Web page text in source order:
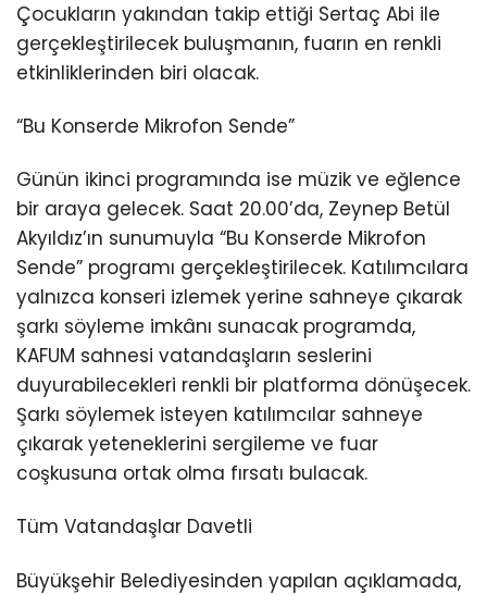
Çocukların yakından takip ettiği Sertaç Abi ile
gerçekleştirilecek buluşmanın, fuarın en renkli
etkinliklerinden biri olacak.
“Bu Konserde Mikrofon Sende”
Günün ikinci programında ise müzik ve eğlence
bir araya gelecek. Saat 20.00’da, Zeynep Betül
Akyıldız’ın sunumuyla “Bu Konserde Mikrofon
Sende” programı gerçekleştirilecek. Katılımcılara
yalnızca konseri izlemek yerine sahneye çıkarak
şarkı söyleme imkânı sunacak programda,
KAFUM sahnesi vatandaşların seslerini
duyurabilecekleri renkli bir platforma dönüşecek.
Şarkı söylemek isteyen katılımcılar sahneye
çıkarak yeteneklerini sergileme ve fuar
coşkusuna ortak olma fırsatı bulacak.
Tüm Vatandaşlar Davetli
Büyükşehir Belediyesinden yapılan açıklamada,